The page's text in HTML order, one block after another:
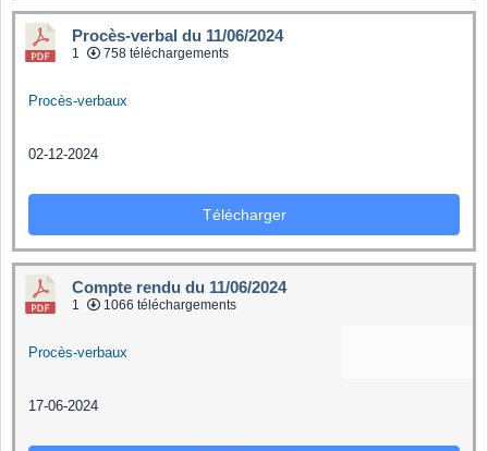
Procès-verbal du 11/06/2024
1 758 téléchargements
Procès-verbaux
02-12-2024
Télécharger
Compte rendu du 11/06/2024
1 1066 téléchargements
Procès-verbaux
17-06-2024